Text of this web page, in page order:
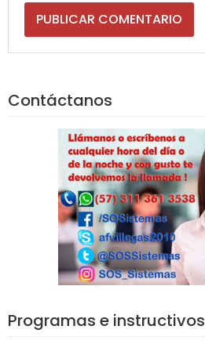
Contáctanos
Programas e instructivos